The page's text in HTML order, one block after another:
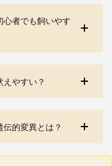
心者でも飼いやす
やすい？
的変異とは？